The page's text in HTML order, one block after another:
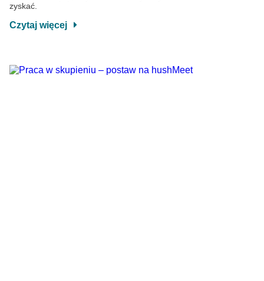
zyskać.
Czytaj więcej